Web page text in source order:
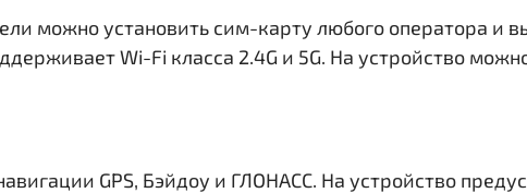
можно установить сим-карту любого оператора и
Wi-Fi класса 2.4G и 5G. На устройство
GPS, Бэйдоу и ГЛОНАСС. На устройство